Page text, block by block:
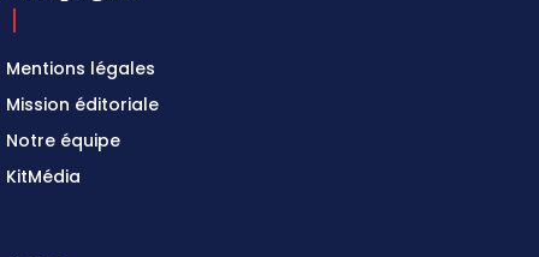
Mentions légales
Mission éditoriale
Notre équipe
KitMédia